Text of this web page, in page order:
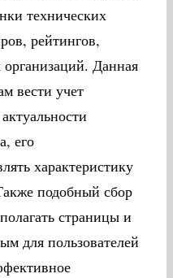
технических
рейтингов,
Данная
вести учет
его
характеристику
подобный сбор
страницы и
для пользователей